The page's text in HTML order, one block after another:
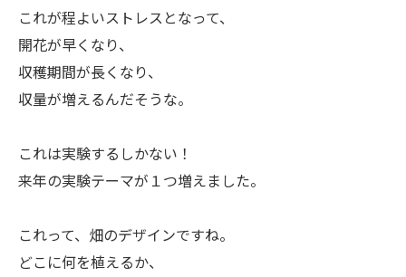
ㅤこれが程よいストレスとなって、
開花が早くなり、
収穫期間が長くなり、
収量が増えるんだそうな。
ㅤこれは実験するしかない！
来年の実験テーマが１つ増えました。
ㅤこれって、畑のデザインですね。
どこに何を植えるか、